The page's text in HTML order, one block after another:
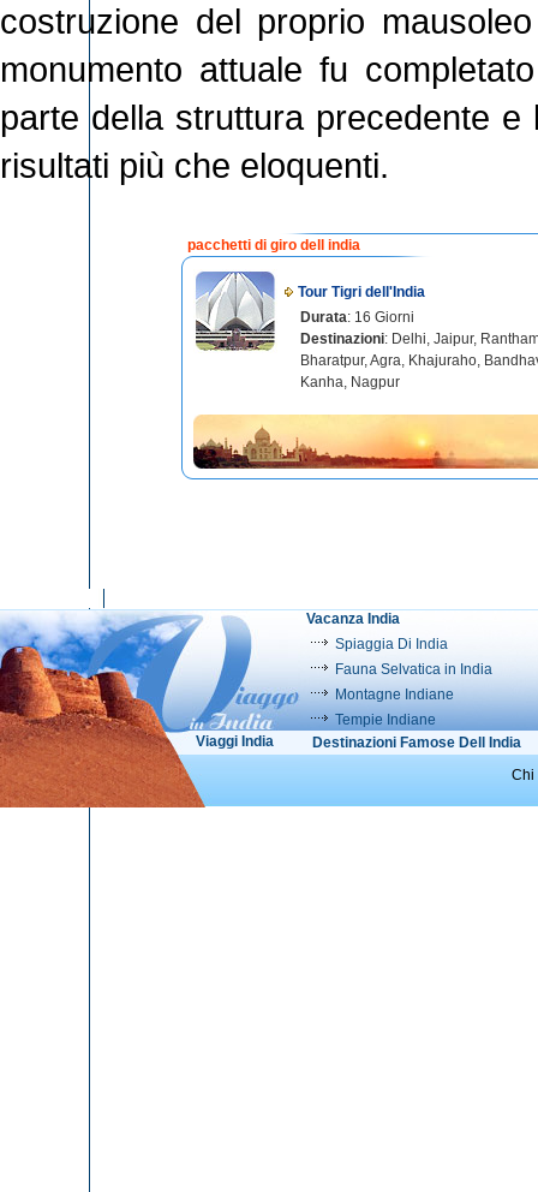
costruzione del proprio
monumento attuale fu
parte della struttura precedente
risultati più che eloquenti.
pacchetti di giro dell india
Tour Tigri dell'India
Durata: 16 Giorni
Destinazioni: Delhi, Jaipur,
Bharatpur, Agra, Khajuraho,
Kanha, Nagpur
Vacanza India
Spiaggia Di India
Fauna Selvatica in India
Montagne Indiane
Tempie Indiane
Viaggi India
Destinazioni Famose Dell India
Chi